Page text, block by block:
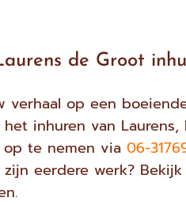
de Groot
verhaal op een
inhuren van
op te nemen via06-
eerdere werk?